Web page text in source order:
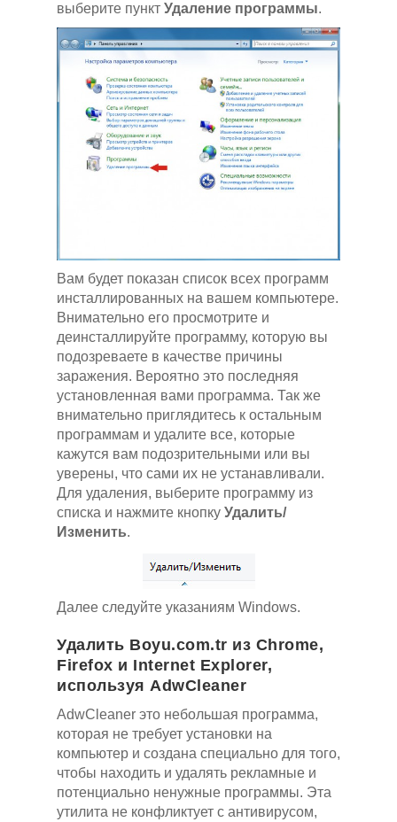
выберите пункт Удаление программы.
Вам будет показан список всех программ
инсталлированных на вашем компьютере.
Внимательно его просмотрите и
деинсталлируйте программу, которую вы
подозреваете в качестве причины
заражения. Вероятно это последняя
установленная вами программа. Так же
внимательно приглядитесь к остальным
программам и удалите все, которые
кажутся вам подозрительными или вы
уверены, что сами их не устанавливали.
Для удаления, выберите программу из
списка и нажмите кнопку Удалить/
Изменить.
Далее следуйте указаниям Windows.
Удалить Boyu.com.tr из Chrome,
Firefox и Internet Explorer,
используя AdwCleaner
AdwCleaner это небольшая программа,
которая не требует установки на
компьютер и создана специально для того,
чтобы находить и удалять рекламные и
потенциально ненужные программы. Эта
утилита не конфликтует с антивирусом,